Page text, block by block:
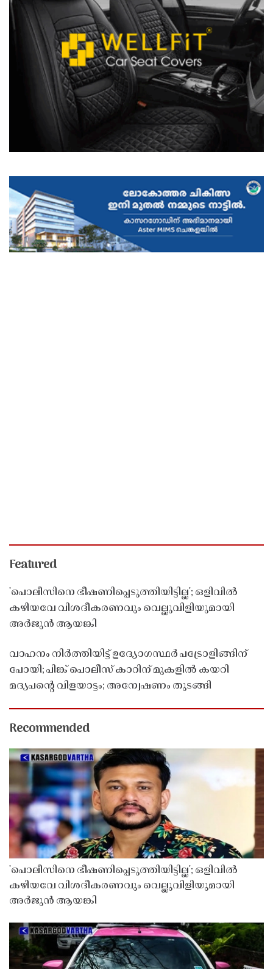
Featured
'പൊലീസിനെ ഭീഷണിപ്പെടുത്തിയിട്ടില്ല'; ഒളിവിൽ
കഴിയവേ വിശദീകരണവും വെല്ലുവിളിയുമായി
അർജുൻ ആയങ്കി
വാഹനം നിർത്തിയിട്ട് ഉദ്യോഗസ്ഥർ പട്രോളിങ്ങിന്
പോയി; പിങ്ക് പൊലീസ് കാറിന് മുകളിൽ കയറി
മദ്യപൻ്റെ വിളയാട്ടം; അന്വേഷണം തുടങ്ങി
Recommended
'പൊലീസിനെ ഭീഷണിപ്പെടുത്തിയിട്ടില്ല'; ഒളിവിൽ
കഴിയവേ വിശദീകരണവും വെല്ലുവിളിയുമായി
അർജുൻ ആയങ്കി